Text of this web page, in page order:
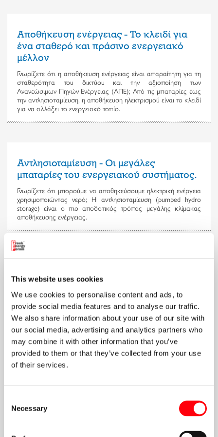
This website uses cookies
We use cookies to personalise content and ads, to
provide social media features and to analyse our traffic.
We also share information about your use of our site with
our social media, advertising and analytics partners who
may combine it with other information that you’ve
provided to them or that they’ve collected from your use
of their services.
Selection
Necessary
Αποθήκευση ενέργειας - Το κλειδί για
ένα σταθερό και πράσινο ενεργειακό
μέλλον
Γνωρίζετε ότι η αποθήκευση ενέργειας είναι απαραίτητη για τη
σταθερότητα του δικτύου και την αξιοποίηση των
Ανανεώσιμων Πηγών Ενέργειας (ΑΠΕ); Από τις μπαταρίες έως
την αντλησιοταμίευση, η αποθήκευση ηλεκτρισμού είναι το κλειδί
για να αλλάξει το ενεργειακό τοπίο.
Αντλησιοταμίευση - Οι μεγάλες
μπαταρίες του ενεργειακού συστήματος.
Γνωρίζετε ότι μπορούμε να αποθηκεύσουμε ηλεκτρική ενέργεια
χρησιμοποιώντας νερό; Η αντλησιοταμίευση (pumped hydro
storage) είναι ο πιο αποδοτικός τρόπος μεγάλης κλίμακας
αποθήκευσης ενέργειας.
ενέργεια του μέλλοντος
Γνωρίζετε ότι το υδρογόνο μπορεί να αντικαταστήσει τα
ορυκτά καύσιμα και να μειώσει τις εκπομπές CO₂; Το
υδρογόνο είναι το ενεργειακό στοιχείο του μέλλοντος,
προσφέροντας καθαρή, αποδοτική και ευέλικτη ενέργεια.
Γνωρίζετε ότι το LNG (Liquified Natural Gas) μεταφέρει ενέργεια
σε όλο τον κόσμο με μεγαλύτερη ευελιξία και χαμηλότερο
του φυσικού αερίου, που ενισχύει την ενεργειακή ασφάλεια και